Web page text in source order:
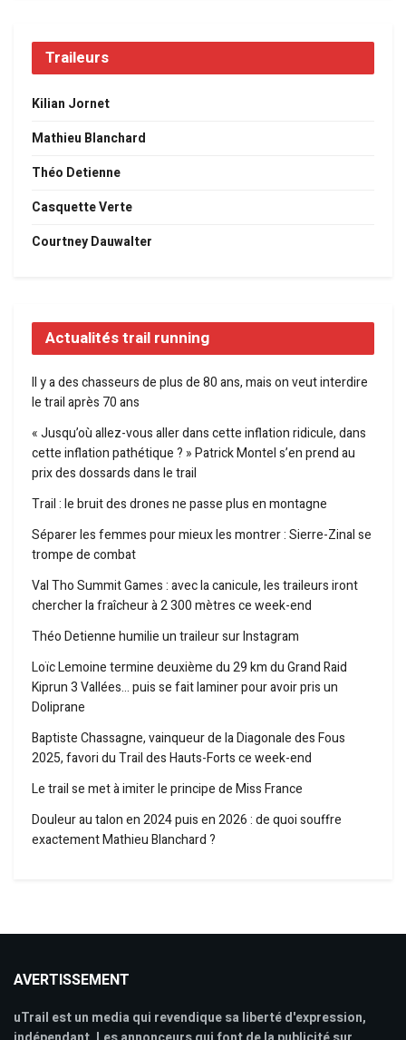
Traileurs
Kilian Jornet
Mathieu Blanchard
Théo Detienne
Casquette Verte
Courtney Dauwalter
Actualités trail running
Il y a des chasseurs de plus de 80 ans, mais on veut interdire
le trail après 70 ans
« Jusqu’où allez-vous aller dans cette inflation ridicule, dans
cette inflation pathétique ? » Patrick Montel s’en prend au
prix des dossards dans le trail
Trail : le bruit des drones ne passe plus en montagne
Séparer les femmes pour mieux les montrer : Sierre-Zinal se
trompe de combat
Val Tho Summit Games : avec la canicule, les traileurs iront
chercher la fraîcheur à 2 300 mètres ce week-end
Théo Detienne humilie un traileur sur Instagram
Loïc Lemoine termine deuxième du 29 km du Grand Raid
Kiprun 3 Vallées… puis se fait laminer pour avoir pris un
Doliprane
Baptiste Chassagne, vainqueur de la Diagonale des Fous
2025, favori du Trail des Hauts-Forts ce week-end
Le trail se met à imiter le principe de Miss France
Douleur au talon en 2024 puis en 2026 : de quoi souffre
exactement Mathieu Blanchard ?
AVERTISSEMENT
uTrail est un media qui revendique sa liberté d'expression,